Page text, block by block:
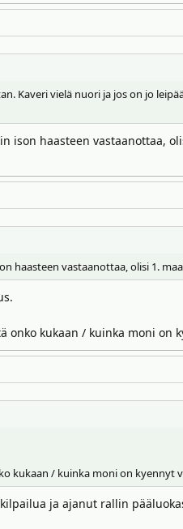
Kaveri vielä nuori ja jos on jo
ison haasteen
haasteen vastaanottaa, olisi 1.
kukaan / kuinka moni on
kukaan / kuinka moni on kyennyt
ja ajanut rallin